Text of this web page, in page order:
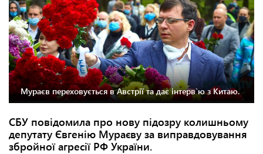
Мураєв переховується в Австрії та дає інтерв`ю з Китаю.
СБУ повідомила про нову підозру колишньому
депутату Євгенію Мураєву за виправдовування
збройної агресії РФ України.